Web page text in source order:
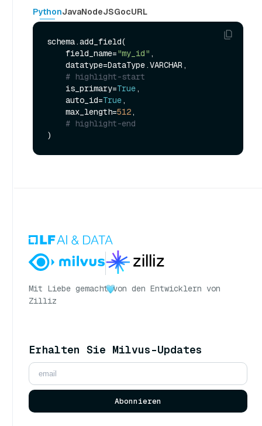
PythonJavaNodeJSGocURL
schema.add_field(
    field_name=
"my_id" ,
# highlight-start
    is_primary=
True,
    auto_id=
True,
    max_length=
512,
# highlight-end
Mit Liebe gemacht von den Entwicklern von
Zilliz
Erhalten Sie Milvus-Updates
Abonnieren